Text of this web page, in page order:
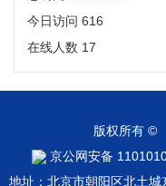
今日访问 616
在线人数 17
版权所有 ©
京公网安备
地址：北京市朝阳区北土